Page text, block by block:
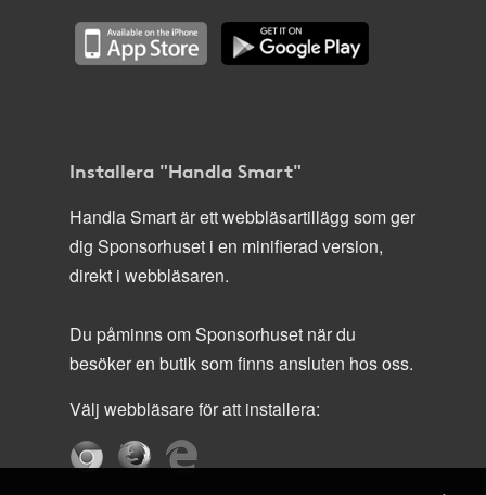
Installera "Handla Smart"
Handla Smart är ett webbläsartillägg som ger
dig Sponsorhuset i en minifierad version,
direkt i webbläsaren.
Du påminns om Sponsorhuset när du
besöker en butik som finns ansluten hos oss.
Välj webbläsare för att installera: